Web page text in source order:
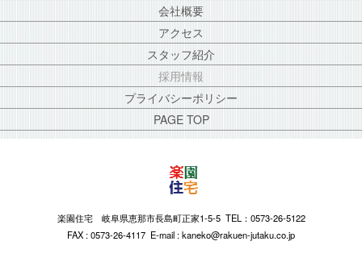
会社概要
アクセス
スタッフ紹介
採用情報
プライバシーポリシー
PAGE TOP
楽園住宅 岐阜県恵那市長島町正家1-5-5 TEL：0573-26-5122
FAX : 0573-26-4117 E-mail : kaneko@rakuen-jutaku.co.jp